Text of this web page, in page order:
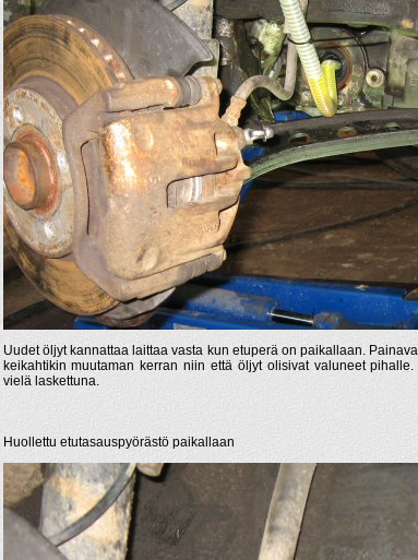
Uudet öljyt kannattaa laittaa vasta kun etuperä on paikallaan.
keikahtikin muutaman kerran niin että öljyt olisivat valuneet
vielä laskettuna.
Huollettu etutasauspyörästö paikallaan